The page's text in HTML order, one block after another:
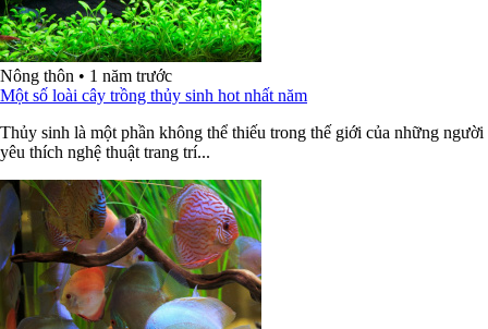
Nông thôn • 1 năm trước
Một số loài cây trồng thủy sinh hot nhất năm
Thủy sinh là một phần không thể thiếu trong thế giới của những người
yêu thích nghệ thuật trang trí...